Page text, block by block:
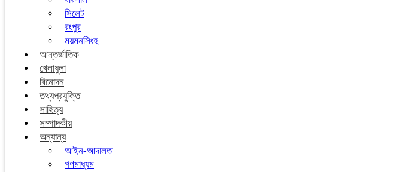
সিলেট
রংপুর
ময়মনসিংহ
আন্তর্জাতিক
খেলাধুলা
বিনোদন
তথ্যপ্রযুক্তি
সাহিত্য
সম্পাদকীয়
অন্যান্য
আইন-আদালত
গণমাধ্যম